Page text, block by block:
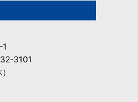
3101